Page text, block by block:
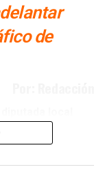
de
el
Juárez